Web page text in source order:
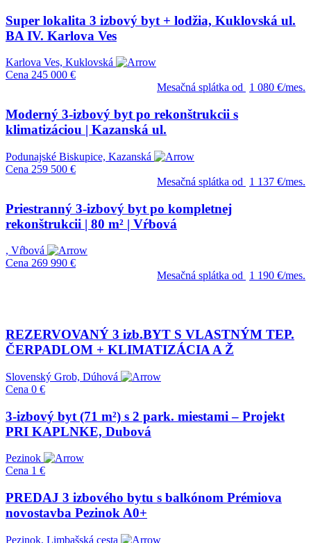
Super lokalita 3 izbový byt + lodžia, Kuklovská ul.
BA IV. Karlova Ves
Karlova Ves, Kuklovská
Cena 245 000 €
Mesačná splátka od 1 080 €/mes.
Moderný 3-izbový byt po rekonštrukcii s
klimatizáciou | Kazanská ul.
Podunajské Biskupice, Kazanská
Cena 259 500 €
Mesačná splátka od
1 137 €/mes.
Priestranný 3-izbový byt po kompletnej
rekonštrukcii | 80 m² | Vŕbová
, Vŕbová
Cena 269 990 €
Mesačná splátka od
1 190 €/mes.
REZERVOVANÝ 3 izb.BYT S VLASTNÝM TEP.
ČERPADLOM + KLIMATIZÁCIA A Ž
Slovenský Grob, Dúhová
Cena 0 €
3-izbový byt (71 m²) s 2 park. miestami – Projekt
PRI KAPLNKE, Dubová
Pezinok
Cena 1 €
PREDAJ 3 izbového bytu s balkónom Prémiova
novostavba Pezinok A0+
Pezinok, Limbašská cesta